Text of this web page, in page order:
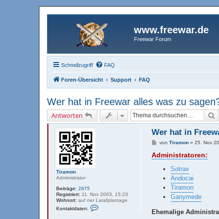
www.freewar.de
Freewar Forum
Schnellzugriff FAQ
Foren-Übersicht Support FAQ
Wer hat in Freewar alles was zu
Antworten
Tiramon
Administrator
Beiträge: 2975
Registriert: 11. Nov 2003, 15:23
Wohnort: auf ner Larafplantage
Kontaktdaten:
Wer hat in
B
i
t
vonTiramon »25. Nov
Administratoren:
Sotrax
Andocai
Tiramon
Ganymede
Ehemalige